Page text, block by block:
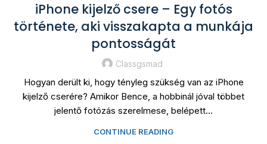
iPhone kijelző csere – Egy fotós
története, aki visszakapta a munkája
pontosságát
Classgsmad
Hogyan derült ki, hogy tényleg szükség van az iPhone
kijelző cserére? Amikor Bence, a hobbinál jóval többet
jelentő fotózás szerelmese, belépett...
CONTINUE READING